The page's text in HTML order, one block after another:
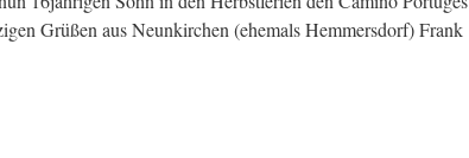
Grüßen aus Neunkirchen (ehemals Hemmersdorf) Frank